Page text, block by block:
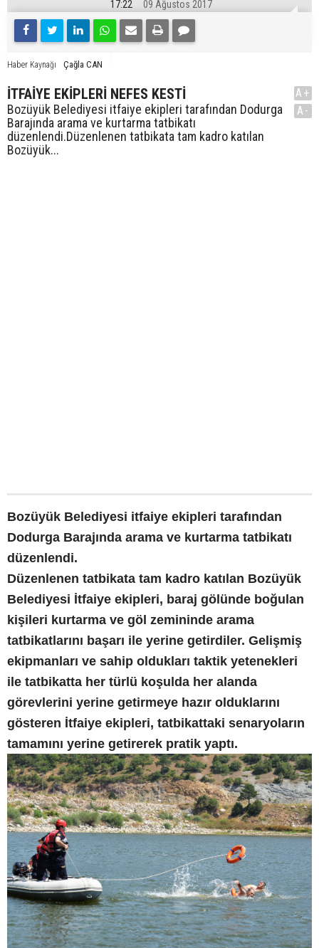
17:22 09 Ağustos 2017
Haber Kaynağı Çağla CAN
İTFAİYE EKİPLERİ NEFES KESTİ
Bozüyük Belediyesi itfaiye ekipleri tarafından Dodurga
Barajında arama ve kurtarma tatbikatı
düzenlendi.Düzenlenen tatbikata tam kadro katılan
Bozüyük...
A+
A-
Bozüyük Belediyesi itfaiye ekipleri tarafından
Dodurga Barajında arama ve kurtarma tatbikatı
düzenlendi.
Düzenlenen tatbikata tam kadro katılan Bozüyük
Belediyesi İtfaiye ekipleri, baraj gölünde boğulan
kişileri kurtarma ve göl zemininde arama
tatbikatlarını başarı ile yerine getirdiler. Gelişmiş
ekipmanları ve sahip oldukları taktik yetenekleri
ile tatbikatta her türlü koşulda her alanda
görevlerini yerine getirmeye hazır olduklarını
gösteren İtfaiye ekipleri, tatbikattaki senaryoların
tamamını yerine getirerek pratik yaptı.